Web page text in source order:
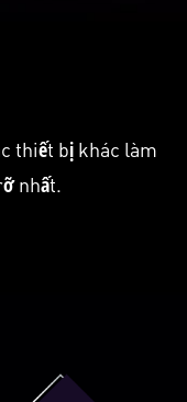
thiết bị khác làm
nhất.